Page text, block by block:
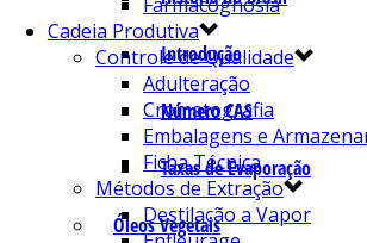
Introdução
Número CAS
Taxas de Evaporação
Óleos Vegetais
Cadeia Produtiva
Controle de Qualidade
Adulteração
Cromatografia
Embalagens e
Ficha Técnica
Métodos de Extração
Destilação a Vapor